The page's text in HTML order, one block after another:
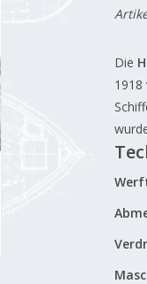
Die
1918